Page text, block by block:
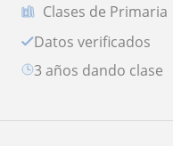
Clases de Primaria
Datos verificados
3 años dando clase